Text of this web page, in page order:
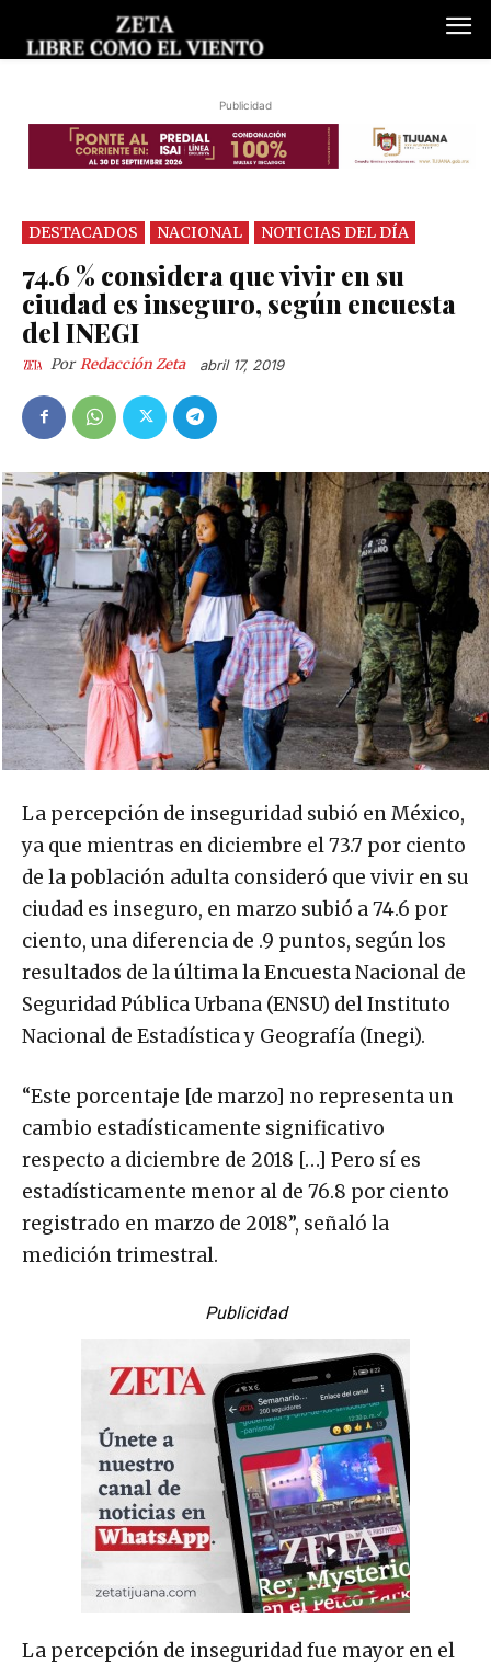
Publicidad
DESTACADOS NACIONAL NOTICIAS DEL DÍA
74.6 % considera que vivir en su
ciudad es inseguro, según encuesta
del INEGI
Por Redacción Zeta abril 17, 2019
La percepción de inseguridad subió en México,
ya que mientras en diciembre el 73.7 por ciento
de la población adulta consideró que vivir en su
ciudad es inseguro, en marzo subió a 74.6 por
ciento, una diferencia de .9 puntos, según los
resultados de la última la Encuesta Nacional de
Seguridad Pública Urbana (ENSU) del Instituto
Nacional de Estadística y Geografía (Inegi).
“Este porcentaje [de marzo] no representa un
cambio estadísticamente significativo
respecto a diciembre de 2018 […] Pero sí es
estadísticamente menor al de 76.8 por ciento
registrado en marzo de 2018”, señaló la
medición trimestral.
Publicidad
La percepción de inseguridad fue mayor en el